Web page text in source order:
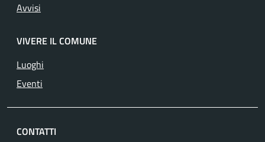
Avvisi
VIVERE IL COMUNE
Luoghi
Eventi
CONTATTI